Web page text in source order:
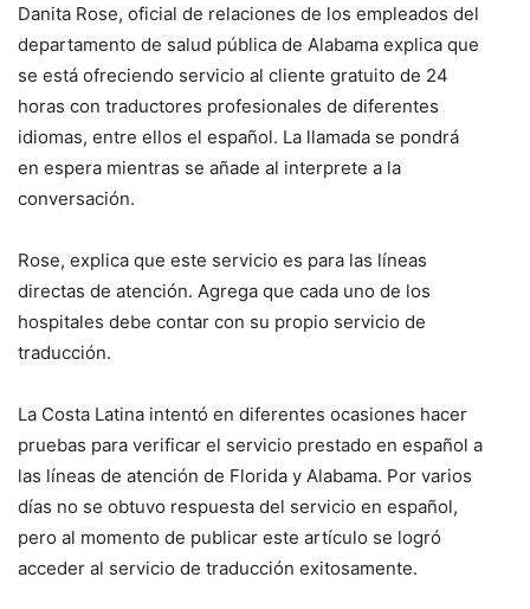
Danita Rose, oficial de relaciones de los empleados del
departamento de salud pública de Alabama explica que
se está ofreciendo servicio al cliente gratuito de 24
horas con traductores profesionales de diferentes
idiomas, entre ellos el español. La llamada se pondrá
en espera mientras se añade al interprete a la
conversación.
Rose, explica que este servicio es para las líneas
directas de atención. Agrega que cada uno de los
hospitales debe contar con su propio servicio de
traducción.
La Costa Latina intentó en diferentes ocasiones hacer
pruebas para verificar el servicio prestado en español a
las líneas de atención de Florida y Alabama. Por varios
días no se obtuvo respuesta del servicio en español,
pero al momento de publicar este artículo se logró
acceder al servicio de traducción exitosamente.